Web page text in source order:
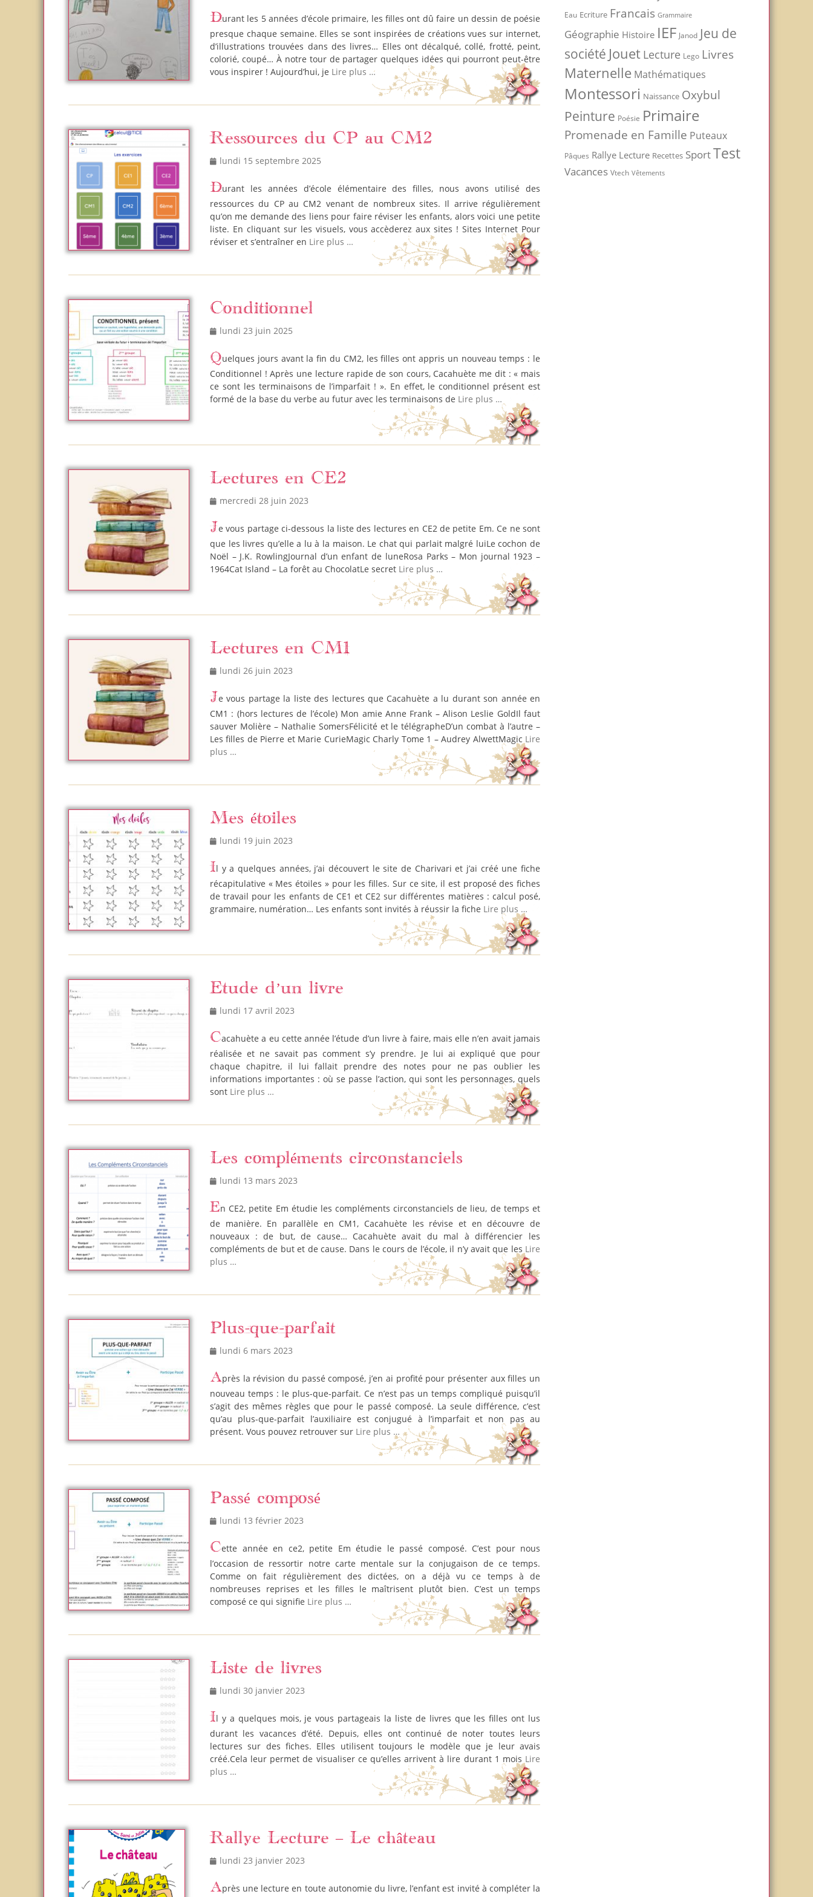
Durant les 5 années d’école primaire, les filles ont dû faire un dessin de poésie
presque chaque semaine. Elles se sont inspirées de créations vues sur internet,
d’illustrations trouvées dans des livres… Elles ont décalqué, collé, frotté, peint,
colorié, coupé… À notre tour de partager quelques idées qui pourront peut-être
vous inspirer ! Aujourd’hui, je Lire plus …
Ressources du CP au CM2
Posted
lundi 15 septembre 2025
Durant les années d’école élémentaire des filles, nous avons utilisé des
ressources du CP au CM2 venant de nombreux sites. Il arrive régulièrement
qu’on me demande des liens pour faire réviser les enfants, alors voici une petite
liste. En cliquant sur les visuels, vous accèderez aux sites ! Sites Internet Pour
réviser et s’entraîner en Lire plus …
Conditionnel
Posted
lundi 23 juin 2025
Quelques jours avant la fin du CM2, les filles ont appris un nouveau temps : le
Conditionnel ! Après une lecture rapide de son cours, Cacahuète me dit : « mais
ce sont les terminaisons de l’imparfait ! ». En effet, le conditionnel présent est
formé de la base du verbe au futur avec les terminaisons de Lire plus …
Lectures en CE2
Posted
mercredi 28 juin 2023
Je vous partage ci-dessous la liste des lectures en CE2 de petite Em. Ce ne sont
que les livres qu’elle a lu à la maison. Le chat qui parlait malgré luiLe cochon de
Noël – J.K. RowlingJournal d’un enfant de luneRosa Parks – Mon journal 1923 –
1964Cat Island – La forêt au ChocolatLe secret Lire plus …
Lectures en CM1
Posted
lundi 26 juin 2023
Je vous partage la liste des lectures que Cacahuète a lu durant son année en
CM1 : (hors lectures de l’école) Mon amie Anne Frank – Alison Leslie GoldIl faut
sauver Molière – Nathalie SomersFélicité et le télégrapheD’un combat à l’autre –
Les filles de Pierre et Marie CurieMagic Charly Tome 1 – Audrey AlwettMagic Lire
plus …
Mes étoiles
Posted
lundi 19 juin 2023
Il y a quelques années, j’ai découvert le site de Charivari et j’ai créé une fiche
récapitulative « Mes étoiles » pour les filles. Sur ce site, il est proposé des fiches
de travail pour les enfants de CE1 et CE2 sur différentes matières : calcul posé,
grammaire, numération… Les enfants sont invités à réussir la fiche Lire plus …
Etude d’un livre
Posted
lundi 17 avril 2023
Cacahuète a eu cette année l’étude d’un livre à faire, mais elle n’en avait jamais
réalisée et ne savait pas comment s’y prendre. Je lui ai expliqué que pour
chaque chapitre, il lui fallait prendre des notes pour ne pas oublier les
informations importantes : où se passe l’action, qui sont les personnages, quels
sont Lire plus …
Les compléments circonstanciels
Posted
lundi 13 mars 2023
En CE2, petite Em étudie les compléments circonstanciels de lieu, de temps et
de manière. En parallèle en CM1, Cacahuète les révise et en découvre de
nouveaux : de but, de cause… Cacahuète avait du mal à différencier les
compléments de but et de cause. Dans le cours de l’école, il n’y avait que les Lire
plus …
Plus-que-parfait
Posted
lundi 6 mars 2023
Après la révision du passé composé, j’en ai profité pour présenter aux filles un
nouveau temps : le plus-que-parfait. Ce n’est pas un temps compliqué puisqu’il
s’agit des mêmes règles que pour le passé composé. La seule différence, c’est
qu’au plus-que-parfait l’auxiliaire est conjugué à l’imparfait et non pas au
présent. Vous pouvez retrouver sur Lire plus …
Passé composé
Posted
lundi 13 février 2023
Cette année en ce2, petite Em étudie le passé composé. C’est pour nous
l’occasion de ressortir notre carte mentale sur la conjugaison de ce temps.
Comme on fait régulièrement des dictées, on a déjà vu ce temps à de
nombreuses reprises et les filles le maîtrisent plutôt bien. C’est un temps
composé ce qui signifie Lire plus …
Liste de livres
Posted
lundi 30 janvier 2023
Il y a quelques mois, je vous partageais la liste de livres que les filles ont lus
durant les vacances d’été. Depuis, elles ont continué de noter toutes leurs
lectures sur des fiches. Elles utilisent toujours le modèle que je leur avais
créé.Cela leur permet de visualiser ce qu’elles arrivent à lire durant 1 mois Lire
plus …
Rallye Lecture – Le château
Posted
lundi 23 janvier 2023
Après une lecture en toute autonomie du livre, l’enfant est invité à compléter la
Eau Ecriture Francais Grammaire
Géographie Histoire IEF Janod Jeu de
société Jouet Lecture Lego Livres
Maternelle Mathématiques
Montessori Naissance Oxybul
Peinture Poésie Primaire
Promenade en Famille Puteaux
Pâques Rallye Lecture Recettes SportTest
Vacances Vtech Vêtements